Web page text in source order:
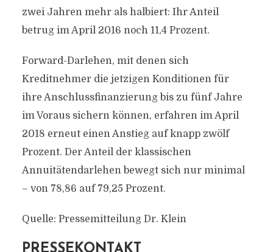
zwei Jahren mehr als halbiert: Ihr Anteil
betrug im April 2016 noch 11,4 Prozent.
Forward-Darlehen, mit denen sich
Kreditnehmer die jetzigen Konditionen für
ihre Anschlussfinanzierung bis zu fünf Jahre
im Voraus sichern können, erfahren im April
2018 erneut einen Anstieg auf knapp zwölf
Prozent. Der Anteil der klassischen
Annuitätendarlehen bewegt sich nur minimal
– von 78,86 auf 79,25 Prozent.
Quelle: Pressemitteilung Dr. Klein